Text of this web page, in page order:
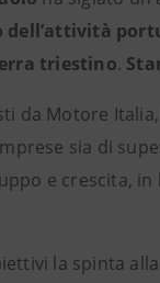
triestino.
da Motore
sia di
e crescita,
la spinta